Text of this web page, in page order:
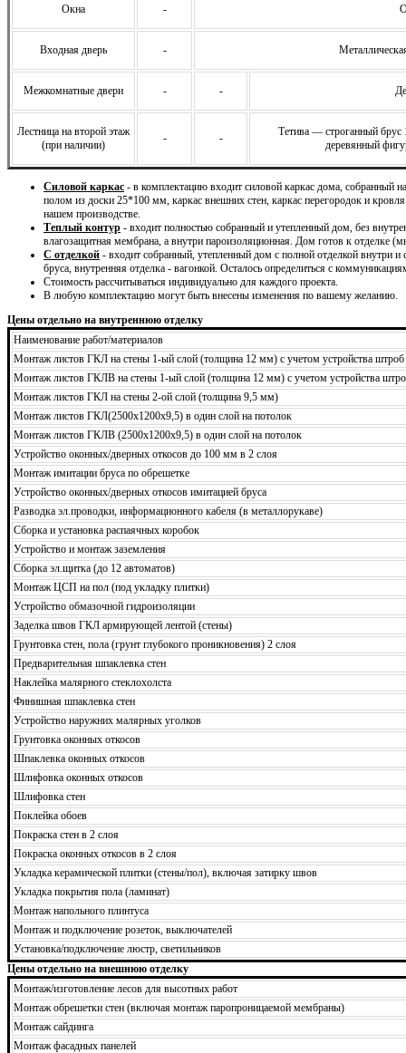
Окна -
Входная дверь -
Межкомнатные двери - -
Лестница на второй этаж
(при наличии)
- -
Тетива — строганный
деревянный
Силовой каркас - в комплектацию входит силовой каркас дома, собранный
полом из доски 25*100 мм, каркас внешних стен, каркас перегородок и
нашем производстве.
Теплый контур - входит полностью собранный и утепленный дом, без
влагозащитная мембрана, а внутри пароизоляционная. Дом готов к отделке
С отделкой - входит собранный, утепленный дом с полной отделкой внутри
бруса, внутренняя отделка - вагонкой. Осталось определиться с
Стоимость рассчитываться индивидуально для каждого проекта.
В любую комплектацию могут быть внесены изменения по вашему желанию.
Цены отдельно на внутреннюю отделку
Наименование работ/материалов
Монтаж листов ГКЛ на стены 1-ый слой (толщина 12 мм) с учетом устройства штроб
Монтаж листов ГКЛВ на стены 1-ый слой (толщина 12 мм) с учетом устройства
Монтаж листов ГКЛ на стены 2-ой слой (толщина 9,5 мм)
Монтаж листов ГКЛ(2500х1200х9,5) в один слой на потолок
Монтаж листов ГКЛВ (2500х1200х9,5) в один слой на потолок
Устройство оконных/дверных откосов до 100 мм в 2 слоя
Монтаж имитации бруса по обрешетке
Устройство оконных/дверных откосов имитацией бруса
Разводка эл.проводки, информационного кабеля (в металлорукаве)
Сборка и установка распаячных коробок
Устройство и монтаж заземления
Сборка эл.щитка (до 12 автоматов)
Монтаж ЦСП на пол (под укладку плитки)
Устройство обмазочной гидроизоляции
Заделка швов ГКЛ армирующей лентой (стены)
Грунтовка стен, пола (грунт глубокого проникновения) 2 слоя
Предварительная шпаклевка стен
Наклейка малярного стеклохолста
Финишная шпаклевка стен
Устройство наружних малярных уголков
Грунтовка оконных откосов
Шпаклевка оконных откосов
Шлифовка оконных откосов
Шлифовка стен
Поклейка обоев
Покраска стен в 2 слоя
Покраска оконных откосов в 2 слоя
Укладка керамической плитки (стены/пол), включая затирку швов
Укладка покрытия пола (ламинат)
Монтаж напольного плинтуса
Монтаж и подключение розеток, выключателей
Установка/подключение люстр, светильников
Цены отдельно на внешнюю отделку
Монтаж/изготовление лесов для высотных работ
Монтаж обрешетки стен (включая монтаж паропроницаемой мембраны)
Монтаж сайдинга
Монтаж фасадных панелей